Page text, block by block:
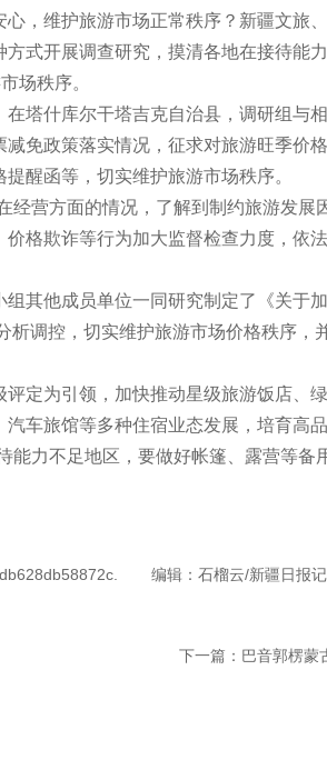
，维护旅游市场正常秩序？新疆文旅
式开展调查研究，摸清各地在接待能
场秩序。
塔什库尔干塔吉克自治县，调研组与
免政策落实情况，征求对旅游旺季价
醒函等，切实维护旅游市场秩序。
经营方面的情况，了解到制约旅游发展
格欺诈等行为加大监督检查力度，依
其他成员单位一同研究制定了《关于
析调控，切实维护旅游市场价格秩序，
定为引领，加快推动星级旅游饭店、
车旅馆等多种住宿业态发展，培育高品
力不足地区，要做好帐篷、露营等备
编辑：石榴云/新疆日报
下一篇： 巴音郭楞蒙